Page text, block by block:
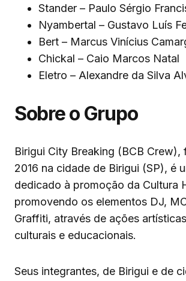
Stander – Paulo Sérgio
Nyambertal – Gustavo Luís
Bert – Marcus Vinícius
Chickal – Caio Marcos Natal
Eletro – Alexandre da Silva
Sobre o Grupo
Birigui City Breaking (BCB Crew),
2016 na cidade de Birigui (SP), é
dedicado à promoção da Cultura
promovendo os elementos DJ,
Graffiti, através de ações
culturais e educacionais.
Seus integrantes, de Birigui e de